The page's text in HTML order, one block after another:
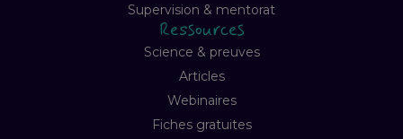
Supervision & mentorat
Ressources
Science & preuves
Articles
Webinaires
Fiches gratuites